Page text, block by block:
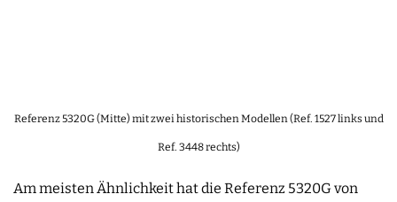
Referenz 5320G (Mitte) mit zwei historischen Modellen (Ref. 1527 links und
Ref. 3448 rechts)
Am meisten Ähnlichkeit hat die Referenz 5320G von